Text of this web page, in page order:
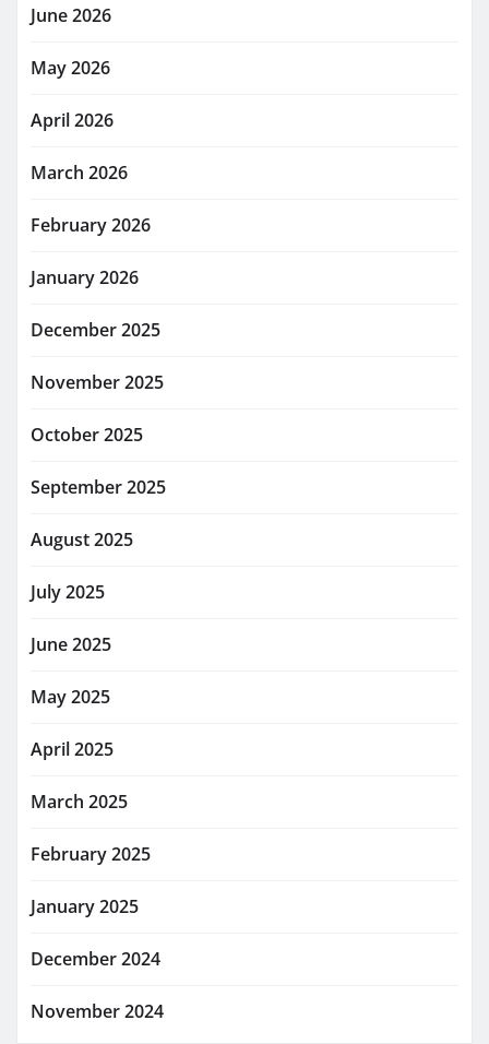
June 2026
May 2026
April 2026
March 2026
February 2026
January 2026
December 2025
November 2025
October 2025
September 2025
August 2025
July 2025
June 2025
May 2025
April 2025
March 2025
February 2025
January 2025
December 2024
November 2024